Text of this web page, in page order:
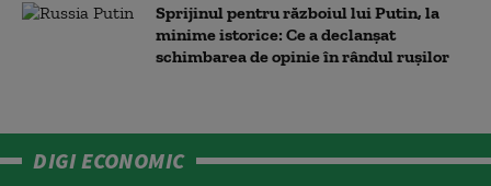
Sprijinul pentru războiul lui Putin, la
minime istorice: Ce a declanșat
schimbarea de opinie în rândul rușilor
DIGI ECONOMIC